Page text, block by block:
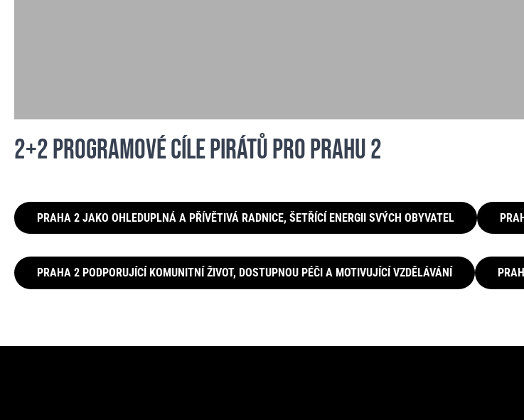
2+2 PROGRAMOVÉ CÍLE PIRÁTŮ PRO PRAHU 2
PRAHA 2 JAKO OHLEDUPLNÁ A PŘÍVĚTIVÁ RADNICE, ŠETŘÍCÍ ENERGII SVÝCH OBYVATEL
PRAHA 2 PODPORUJÍCÍ KOMUNITNÍ ŽIVOT, DOSTUPNOU PÉČI A MOTIVUJÍCÍ VZDĚLÁVÁNÍ